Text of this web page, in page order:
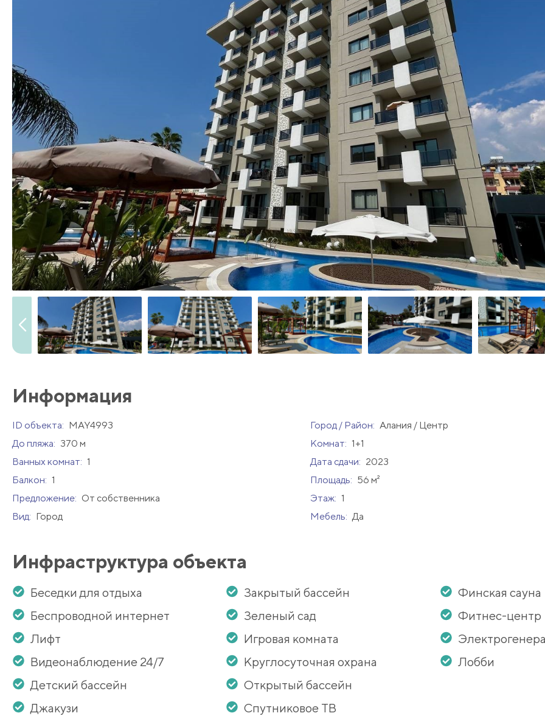
Информация
ID объекта: MAY4993 Город / Район: Алания / Центр
До пляжа: 370 м Комнат: 1+1
Ванных комнат: 1 Дата сдачи: 2023
Балкон: 1 Площадь: 56 м²
Предложение: От собственника Этаж: 1
Вид: Город Мебель: Да
Инфраструктура объекта
Беседки для отдыха
Беспроводной интернет
Лифт
Видеонаблюдение 24/7
Детский бассейн
Джакузи
Закрытый бассейн
Зеленый сад
Игровая комната
Круглосуточная охрана
Открытый бассейн
Спутниковое ТВ
Финская сауна
Фитнес-центр
Лобби